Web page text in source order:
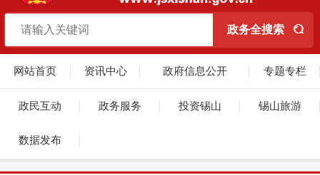
网站首页 资讯中心 政府信息公开 专题专栏
政民互动 政务服务 投资锡山 锡山旅游
数据发布